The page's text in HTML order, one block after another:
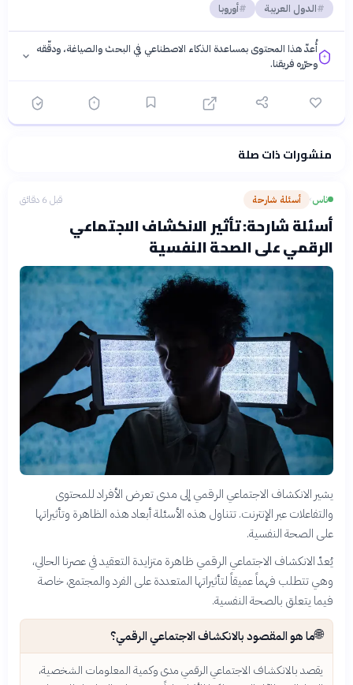
الدول العربية
أوروبا
أُعدّ هذا المحتوى بمساعدة الذكاء الاصطناعي في البحث والصياغة، ودقّقه
وحرّره فريقنا.
فلسفتنا المعرفية· سياسة الذكاء الاصطناعيمنشورات ذات صلة
ناس› أسئلة شارحة قبل 6 دقائق
أسئلة شارحة: تأثير الانكشاف الاجتماعي
الرقمي على الصحة النفسية
يشير الانكشاف الاجتماعي الرقمي إلى مدى تعرض الأفراد للمحتوى
والتفاعلات عبر الإنترنت. تتناول هذه الأسئلة أبعاد هذه الظاهرة وتأثيراتها
على الصحة النفسية.
يُعدّ الانكشاف الاجتماعي الرقمي ظاهرة متزايدة التعقيد في عصرنا الحالي،
وهي تتطلب فهماً عميقاً لتأثيراتها المتعددة على الفرد والمجتمع، خاصة
فيما يتعلق بالصحة النفسية.
🌐ما هو المقصود بالانكشاف الاجتماعي الرقمي؟
يقصد بالانكشاف الاجتماعي الرقمي مدى وكمية المعلومات الشخصية،